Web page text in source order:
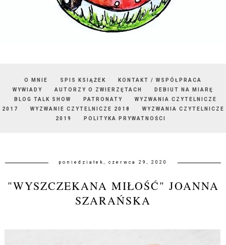
O MNIE SPIS KSIĄŻEK
KONTAKT / WSPÓŁPRACA
WYWIADY
AUTORZY O ZWIERZĘTACH
DEBIUT NA MIARĘ
BLOG TALK SHOW
PATRONATY
WYZWANIA CZYTELNICZE
2017
WYZWANIE CZYTELNICZE 2018
WYZWANIA CZYTELNICZE
2019
POLITYKA PRYWATNOŚCI
poniedziałek, czerwca 29, 2020
"WYSZCZEKANA MIŁOŚĆ" JOANNA
SZARAŃSKA